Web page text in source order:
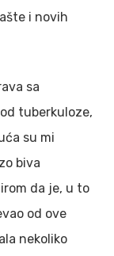
i novih
sa
tuberkuloze,
su mi
biva
da je, u to
od ove
nekoliko